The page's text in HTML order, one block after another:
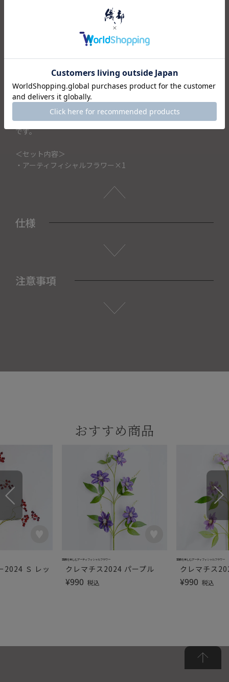
花言葉：「あこがれ」 「私はあなただけを見つめる」「あな
たは素晴らしい」「崇拝」「熱愛」「光輝」「愛慕」「いつ
じめ茶系のシックな色味も登場しています。
「向日葵」と書き、古代インカ帝国では太陽神のシンボルと
して崇められていました。
ギリシャ神話でも太陽の神・アポロンと関連づいたエピソー
ドがあり、古来より太陽との深い関わりが信じられてきた花
です。
＜セット内容＞
・アーティフィシャルフラワー×1
仕様
注意事項
おすすめ商品
2024 Ｓ レッ クレマチス2024 パープル
¥990 税込
季節を楽しむアーティフィシャルフラワー
クレマチス
¥990 税込
季節を楽しむアーティフィシャルフラワー